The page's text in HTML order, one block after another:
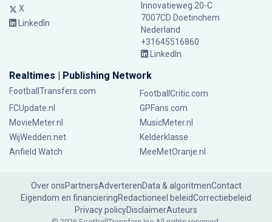
X
LinkedIn
Innovatieweg 20-C
7007CD Doetinchem
Nederland
+31645516860
LinkedIn
Realtimes | Publishing Network
FootballTransfers.com
FootballCritic.com
FCUpdate.nl
GPFans.com
MovieMeter.nl
MusicMeter.nl
WijWedden.net
Kelderklasse
Anfield Watch
MeeMetOranje.nl
Over onsPartnersAdverterenData & algoritmenContact
Eigendom en financieringRedactioneel beleidCorrectiebeleid
Privacy policyDisclaimerAuteurs